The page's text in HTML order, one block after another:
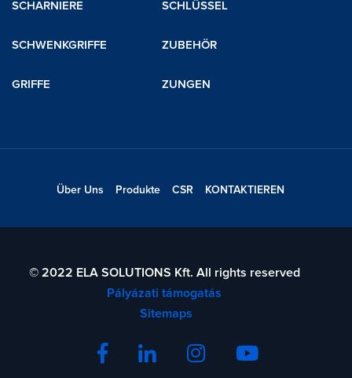
SCHARNIERE
SCHWENKGRIFFE
GRIFFE
SCHLÜSSEL
ZUBEHÖR
ZUNGEN
Über Uns Produkte CSR KONTAKTIEREN
© 2022 ELA SOLUTIONS Kft. All rights reserved
Pályázati támogatás
Sitemaps